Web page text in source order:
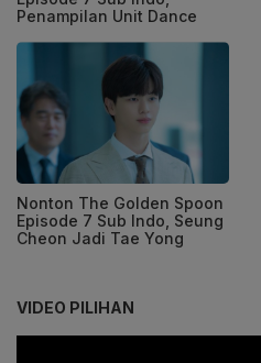
Penampilan Unit Dance
Nonton The Golden Spoon
Episode 7 Sub Indo, Seung
Cheon Jadi Tae Yong
VIDEO PILIHAN